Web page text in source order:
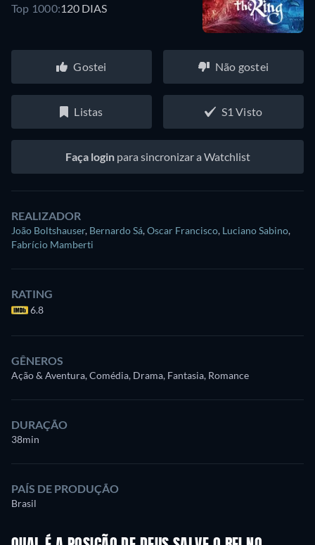
Top 1000:120 DIAS
Gostei Não gostei
Listas S1 Visto
Faça loginpara sincronizar a Watchlist
REALIZADOR
João Boltshauser, Bernardo Sá,Oscar Francisco, Luciano Sabino,
Fabrício Mamberti
RATING
6.8
GÊNEROS
Ação & Aventura, Comédia, Drama, Fantasia, Romance
DURAÇÃO
38min
PAÍS DE PRODUÇÃO
Brasil